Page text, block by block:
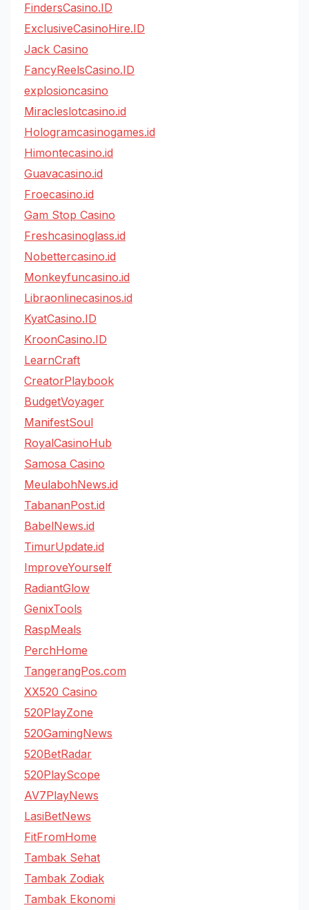
FindersCasino.ID
ExclusiveCasinoHire.ID
Jack Casino
FancyReelsCasino.ID
explosioncasino
Miracleslotcasino.id
Hologramcasinogames.id
Himontecasino.id
Guavacasino.id
Froecasino.id
Gam Stop Casino
Freshcasinoglass.id
Nobettercasino.id
Monkeyfuncasino.id
Libraonlinecasinos.id
KyatCasino.ID
KroonCasino.ID
LearnCraft
CreatorPlaybook
BudgetVoyager
ManifestSoul
RoyalCasinoHub
Samosa Casino
MeulabohNews.id
TabananPost.id
BabelNews.id
TimurUpdate.id
ImproveYourself
RadiantGlow
GenixTools
RaspMeals
PerchHome
TangerangPos.com
XX520 Casino
520PlayZone
520GamingNews
520BetRadar
520PlayScope
AV7PlayNews
LasiBetNews
FitFromHome
Tambak Sehat
Tambak Zodiak
Tambak Ekonomi